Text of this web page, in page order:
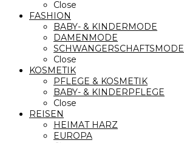
Close
FASHION
BABY- & KINDERMODE
DAMENMODE
SCHWANGERSCHAFTSMODE
Close
KOSMETIK
PFLEGE & KOSMETIK
BABY- & KINDERPFLEGE
Close
REISEN
HEIMAT HARZ
EUROPA